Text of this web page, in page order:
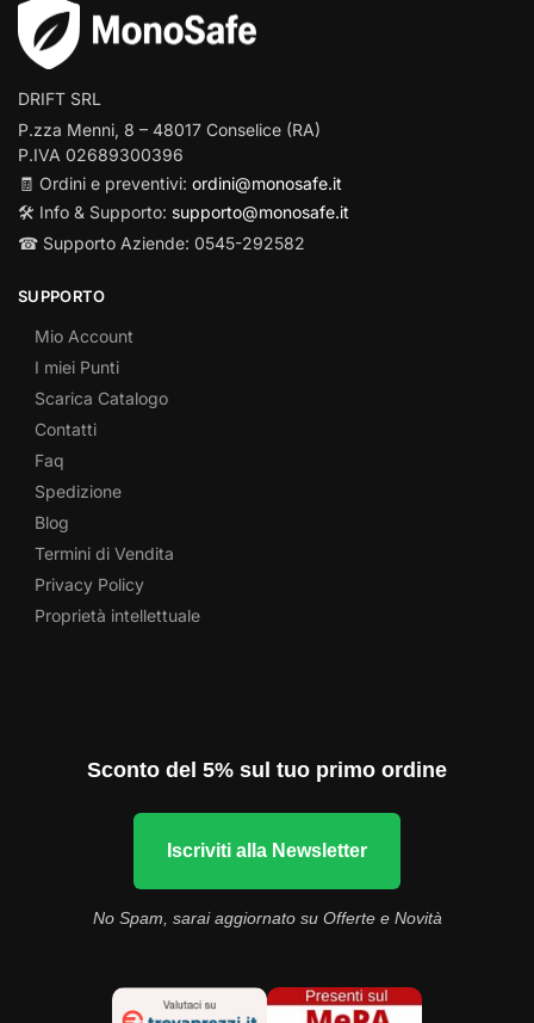
DRIFT SRL
P.zza Menni, 8 – 48017 Conselice (RA)
P.IVA 02689300396
🧾 Ordini e preventivi: ordini@monosafe.it
🛠️ Info & Supporto: supporto@monosafe.it
☎ Supporto Aziende: 0545-292582
SUPPORTO
Mio Account
I miei Punti
Scarica Catalogo
Contatti
Faq
Spedizione
Blog
Termini di Vendita
Privacy Policy
Proprietà intellettuale
Sconto del 5% sul tuo primo ordine
Iscriviti alla Newsletter
No Spam, sarai aggiornato su Offerte e Novità